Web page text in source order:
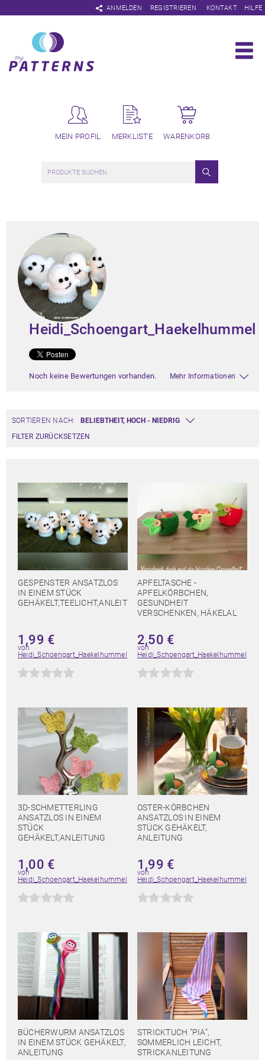
ANMELDEN
Navigation
überspringen
REGISTRIEREN KONTAKT HILFE
MEIN PROFIL MERKLISTE WARENKORB
Heidi_Schoengart_Haekelhummel
Noch keine Bewertungen vorhanden. Mehr Informationen
SORTIEREN NACH:
FILTER ZURÜCKSETZEN
GESPENSTER ANSATZLOS
IN EINEM STÜCK
GEHÄKELT,TEELICHT,ANLEIT
1,99 €
von
Heidi_Schoengart_Haekelhummel
APFELTASCHE -
APFELKÖRBCHEN,
GESUNDHEIT
VERSCHENKEN, HÄKELAL
2,50 €
von
Heidi_Schoengart_Haekelhummel
3D-SCHMETTERLING
ANSATZLOS IN EINEM
STÜCK
GEHÄKELT,ANLEITUNG
1,00 €
von
Heidi_Schoengart_Haekelhummel
OSTER-KÖRBCHEN
ANSATZLOS IN EINEM
STÜCK GEHÄKELT,
ANLEITUNG
1,99 €
von
Heidi_Schoengart_Haekelhummel
BÜCHERWURM ANSATZLOS
IN EINEM STÜCK GEHÄKELT,
ANLEITUNG
STRICKTUCH "PIA",
SOMMERLICH LEICHT,
STRICKANLEITUNG